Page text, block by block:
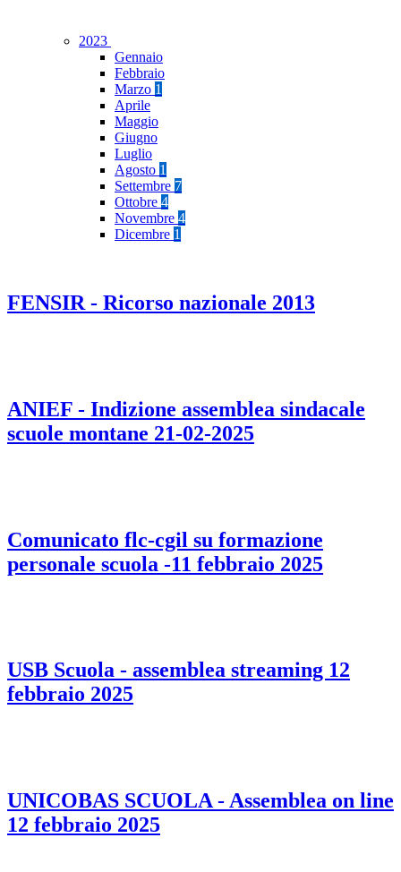
2023
Gennaio
Febbraio
Marzo 1
Aprile
Maggio
Giugno
Luglio
Agosto 1
Settembre 7
Ottobre 4
Novembre 4
Dicembre 1
FENSIR - Ricorso nazionale 2013
ANIEF - Indizione assemblea sindacale
scuole montane 21-02-2025
Comunicato flc-cgil su formazione
personale scuola -11 febbraio 2025
USB Scuola - assemblea streaming 12
febbraio 2025
UNICOBAS SCUOLA - Assemblea on line
12 febbraio 2025